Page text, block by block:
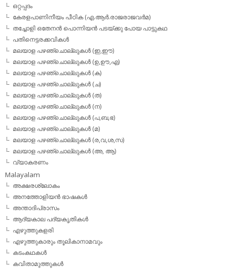
ഒറ്റപ്പദം
കേരളപാണിനീയം പീഠിക (എ.ആര്‍.രാജരാജവര്‍മ)
തച്ചോളി ഒതേനൻ പൊന്നിയൻ പടയ്‌ക്കു പോയ പാട്ടുകഥ
പതിനെട്ടരക്കവികള്‍
മലയാള പഴഞ്ചൊല്ലുകള്‍ (ഇ,ഈ)
മലയാള പഴഞ്ചൊല്ലുകള്‍ (ഉ,ഊ,എ)
മലയാള പഴഞ്ചൊല്ലുകള്‍ (ക)
മലയാള പഴഞ്ചൊല്ലുകള്‍ (ച)
മലയാള പഴഞ്ചൊല്ലുകള്‍ (ത)
മലയാള പഴഞ്ചൊല്ലുകള്‍ (ന)
മലയാള പഴഞ്ചൊല്ലുകള്‍ (പ,ബ,ഭ)
മലയാള പഴഞ്ചൊല്ലുകള്‍ (മ)
മലയാള പഴഞ്ചൊല്ലുകള്‍ (ര,വ,ശ,സ)
മലയാള പഴഞ്ചൊല്ലുകൾ (അ, ആ)
വ്യാകരണം
Malayalam
അക്ഷരശ്ലോകം
അനത്തോളിയന്‍ ഭാഷകള്‍
അന്താദിപ്രാസം
ആദ്യകാല പദ്യകൃതികള്‍
എഴുത്തുകളരി
എഴുത്തുകാരും തൂലികാനാമവും
കടംകഥകള്‍
കവിതാമുത്തുകള്‍